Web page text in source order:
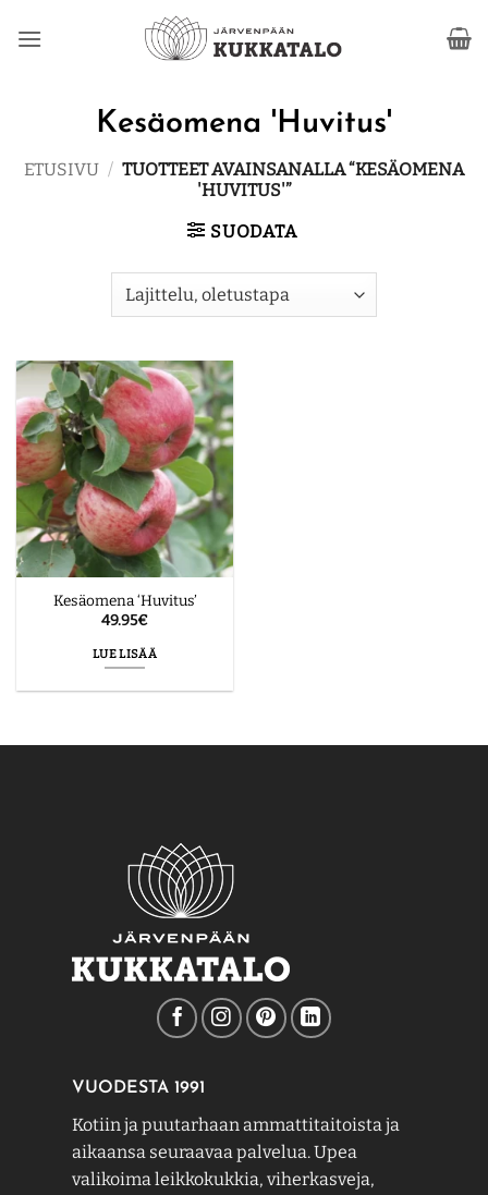
Kesäomena 'Huvitus'
ETUSIVU / TUOTTEET AVAINSANALLA “KESÄOMENA
'HUVITUS'”
SUODATA
Kesäomena ‘Huvitus’
49.95€
LUE LISÄÄ
VUODESTA 1991
Kotiin ja puutarhaan ammattitaitoista ja
aikaansa seuraavaa palvelua. Upea
valikoima leikkokukkia, viherkasveja,